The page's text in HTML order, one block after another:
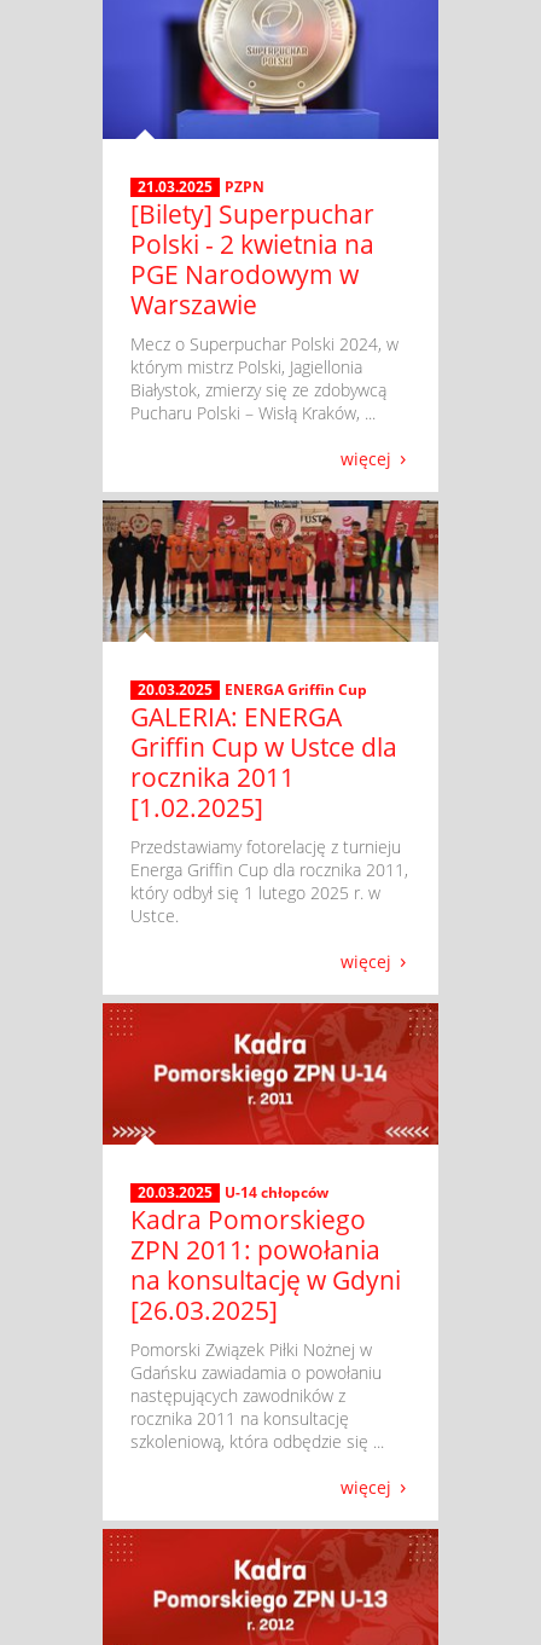
21.03.2025 PZPN
[Bilety] Superpuchar
Polski - 2 kwietnia na
PGE Narodowym w
Warszawie
​ Mecz o Superpuchar Polski 2024, w
którym mistrz Polski, Jagiellonia
Białystok, zmierzy się ze zdobywcą
Pucharu Polski – Wisłą Kraków, ...
więcej
20.03.2025 ENERGA Griffin Cup
GALERIA: ENERGA
Griffin Cup w Ustce dla
rocznika 2011
[1.02.2025]
​ Przedstawiamy fotorelację z turnieju
Energa Griffin Cup dla rocznika 2011,
który odbył się 1 lutego 2025 r. w
Ustce.
więcej
20.03.2025 U-14 chłopców
Kadra Pomorskiego
ZPN 2011: powołania
na konsultację w Gdyni
[26.03.2025]
​ Pomorski Związek Piłki Nożnej w
Gdańsku zawiadamia o powołaniu
następujących zawodników z
rocznika 2011 na konsultację
szkoleniową, która odbędzie się ...
więcej